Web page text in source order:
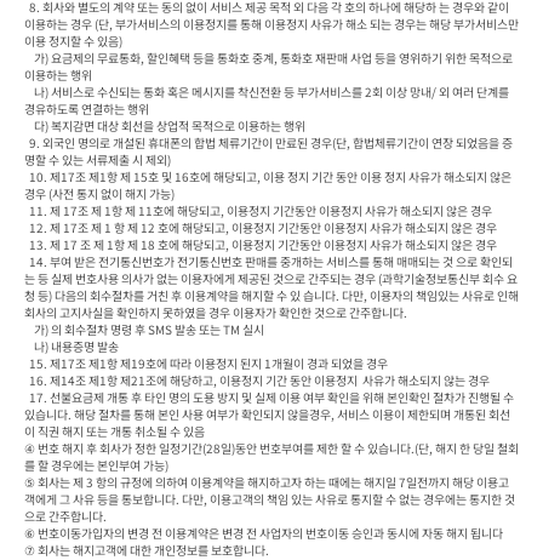
이용하는 경우 (단, 부가서비스의 이용정지를 통해 이용정지 사유가 해소 되는 경우는 해당 부가서비스만
이용 정지할 수 있음)
이용하는 행위
경유하도록 연결하는 행위
명할 수 있는 서류제출 시 제외)
경우 (사전 통지 없이 해지 가능)
는 등 실제 번호사용 의사가 없는 이용자에게 제공된 것으로 간주되는 경우 (과학기술정보통신부 회수 요
청 등) 다음의 회수절차를 거친 후 이용계약을 해지할 수 있 습니다. 다만, 이용자의 책임있는 사유로 인해
회사의 고지사실을 확인하지 못하였을 경우 이용자가 확인한 것으로 간주합니다.
  16. 제14조 제1항 제21조에 해당하고, 이용정지 기간 동안 이용정지  사유가 해소되지 않는 경우
있습니다. 해당 절차를 통해 본인 사용 여부가 확인되지 않을경우, 서비스 이용이 제한되며 개통된 회선
이 직권 해지 또는 개통 취소될 수 있음
④ 번호 해지 후 회사가 정한 일정기간(28일)동안 번호부여를 제한 할 수 있습니다.(단, 해지 한 당일 철회
를 할 경우에는 본인부여 가능)
⑤ 회사는 제 3 항의 규정에 의하여 이용계약을 해지하고자 하는 때에는 해지일 7일전까지 해당 이용고
객에게 그 사유 등을 통보합니다. 다만, 이용고객의 책임 있는 사유로 통지할 수 없는 경우에는 통지한 것
으로 간주합니다.
⑥ 번호이동가입자의 변경 전 이용계약은 변경 전 사업자의 번호이동 승인과 동시에 자동 해지 됩니다
⑦ 회사는 해지고객에 대한 개인정보를 보호합니다.